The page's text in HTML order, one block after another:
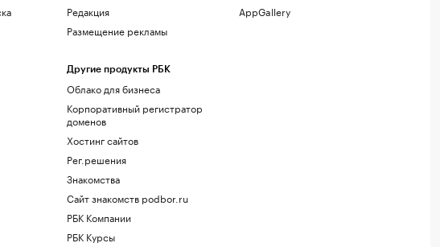
Редакция
Размещение рекламы
Другие продукты РБК
Облако для бизнеса
Корпоративный регистратор
доменов
Хостинг сайтов
Рег.решения
Знакомства
Сайт знакомств podbor.ru
РБК Компании
РБК Курсы
AppGallery